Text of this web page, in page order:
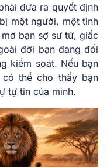
đưa ra quyết định
một người, một tình
bạn sợ sư tử, giấc
đời bạn đang đối
kiểm soát. Nếu bạn
thể cho thấy bạn
tự tin của mình.